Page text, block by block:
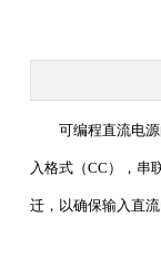
可编程直流电源
入格式（CC），串
迁，以确保输入直